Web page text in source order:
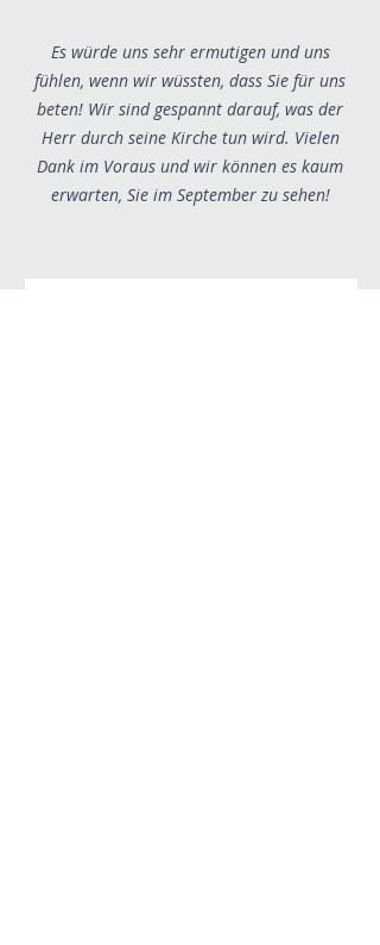
Es würde uns sehr ermutigen und uns
fühlen, wenn wir wüssten, dass Sie für uns
beten! Wir sind gespannt darauf, was der
Herr durch seine Kirche tun wird. Vielen
Dank im Voraus und wir können es kaum
erwarten, Sie im September zu sehen!